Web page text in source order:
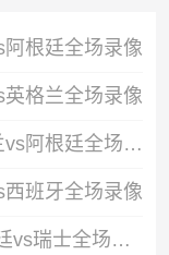
根廷全场录像
格兰全场录像
07月16日世界杯半决赛英格兰vs阿根廷全场录像
班牙全场录像
07月12日世界杯1/4决赛阿根廷vs瑞士全场录像